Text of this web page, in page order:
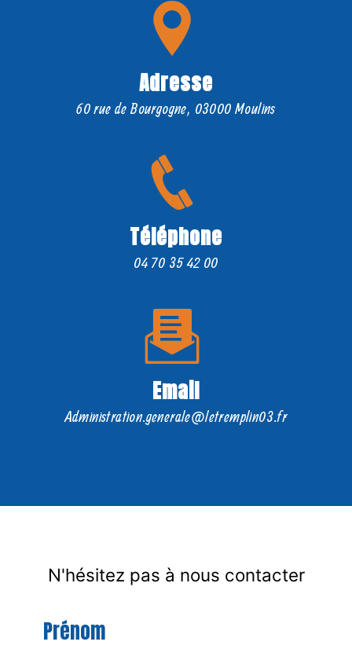
Adresse
60 rue de Bourgogne, 03000 Moulins
Téléphone
04 70 35 42 00
Email
administration.generale@letremplin03.fr
N'hésitez pas à nous contacter